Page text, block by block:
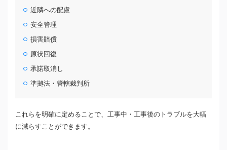
近隣への配慮
安全管理
損害賠償
原状回復
承諾取消し
準拠法・管轄裁判所
これらを明確に定めることで、工事中・工事後のトラブルを大幅
に減らすことができます。